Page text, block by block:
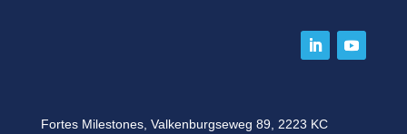
Fortes Milestones, Valkenburgseweg 89, 2223 KC